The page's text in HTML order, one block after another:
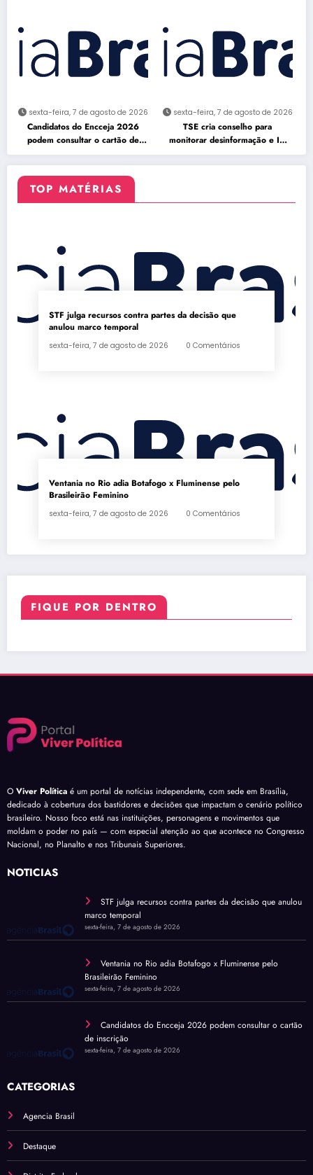
sexta-feira, 7 de agosto de 2026
Candidatos do Encceja 2026
podem consultar o cartão de
inscrição
sexta-feira, 7 de agosto de 2026
TSE cria conselho para
monitorar desinformação e IA
nas eleições
TOP MATÉRIAS
STF julga recursos contra partes da decisão que
anulou marco temporal
sexta-feira, 7 de agosto de 2026 0 Comentários
Ventania no Rio adia Botafogo x Fluminense pelo
Brasileirão Feminino
sexta-feira, 7 de agosto de 2026 0 Comentários
FIQUE POR DENTRO
O Viver Política é um portal de notícias independente, com sede em Brasília,
dedicado à cobertura dos bastidores e decisões que impactam o cenário político
brasileiro. Nosso foco está nas instituições, personagens e movimentos que
moldam o poder no país — com especial atenção ao que acontece no Congresso
Nacional, no Planalto e nos Tribunais Superiores.
NOTÍCIAS
STF julga recursos contra partes da decisão que anulou
marco temporal
sexta-feira, 7 de agosto de 2026
Ventania no Rio adia Botafogo x Fluminense pelo
Brasileirão Feminino
sexta-feira, 7 de agosto de 2026
Candidatos do Encceja 2026 podem consultar o cartão
de inscrição
sexta-feira, 7 de agosto de 2026
CATEGORIAS
Agencia Brasil
Destaque